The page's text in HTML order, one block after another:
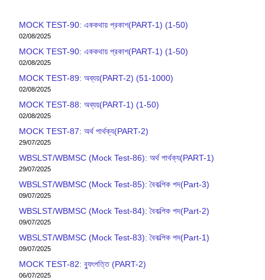
MOCK TEST-90: এককথায় প্রকাশ(PART-1) (1-50)
02/08/2025
MOCK TEST-90: এককথায় প্রকাশ(PART-1) (1-50)
02/08/2025
MOCK TEST-89: অব্যয়(PART-2) (51-1000)
02/08/2025
MOCK TEST-88: অব্যয়(PART-1) (1-50)
02/08/2025
MOCK TEST-87: অর্থ পার্থক্য(PART-2)
29/07/2025
WBSLST/WBMSC (Mock Test-86): অর্থ পার্থক্য(PART-1)
29/07/2025
WBSLST/WBMSC (Mock Test-85): বৈকল্পিক পদ(Part-3)
09/07/2025
WBSLST/WBMSC (Mock Test-84): বৈকল্পিক পদ(Part-2)
09/07/2025
WBSLST/WBMSC (Mock Test-83): বৈকল্পিক পদ(Part-1)
09/07/2025
MOCK TEST-82: ব‍্যুৎপত্তি (PART-2)
06/07/2025